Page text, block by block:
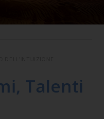
Talenti